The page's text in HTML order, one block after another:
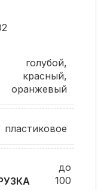
голубой,
красный,
оранжевый
пластиковое
до
100